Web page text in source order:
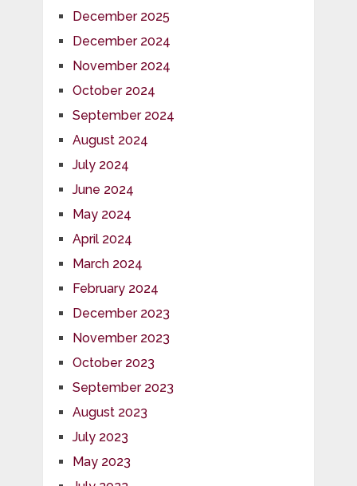
December 2025
December 2024
November 2024
October 2024
September 2024
August 2024
July 2024
June 2024
May 2024
April 2024
March 2024
February 2024
December 2023
November 2023
October 2023
September 2023
August 2023
July 2023
May 2023